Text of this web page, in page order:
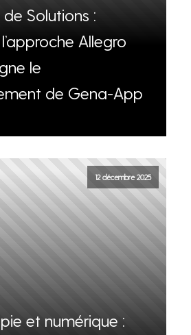
Solutions :
Allegro
le
de Gena-App
12 décembre 2025
et numérique :